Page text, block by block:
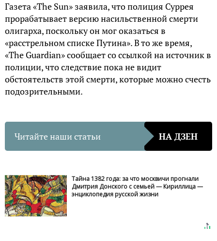
Газета «The Sun» заявила, что полиция Суррея
прорабатывает версию насильственной смерти
олигарха, поскольку он мог оказаться в
«расстрельном списке Путина». В то же время,
«The Guardian» сообщает со ссылкой на источник в
полиции, что следствие пока не видит
обстоятельств этой смерти, которые можно счесть
подозрительными.
Читайте наши статьи НА ДЗЕН
Тайна 1382 года: за что москвичи прогнали
Дмитрия Донского с семьей — Кириллица —
энциклопедия русской жизни